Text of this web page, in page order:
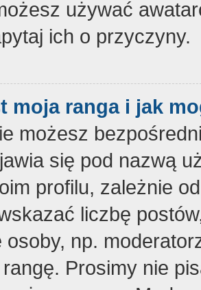
używać
ich o przyczyny.
moja ranga i jak
możesz
się pod nazwą
profilu, zależnie
liczbę
osoby, np.
Prosimy nie